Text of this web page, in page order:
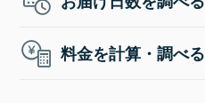
料金を計算・調べる